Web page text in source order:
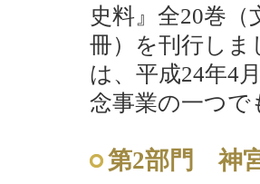
史料』全20巻（
冊）を刊行しま
は、平成24年4
念事業の一つで
第2部門 神